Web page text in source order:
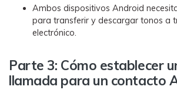
Ambos dispositivos Android
para transferir y descargar tonos a
electrónico.
Parte 3: Cómo establecer
llamada para un contacto